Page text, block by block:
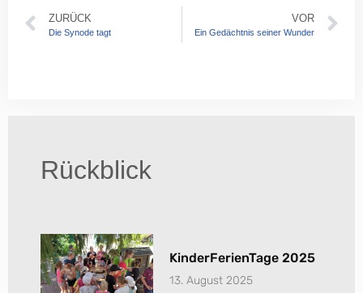
ZURÜCK
Die Synode tagt
VOR
Ein Gedächtnis seiner Wunder
Rückblick
KinderFerienTage 2025
13. August 2025